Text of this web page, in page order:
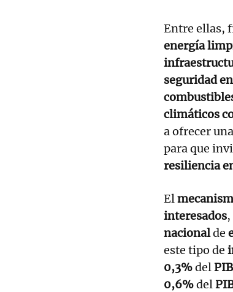
Entre ellas,
energía
seguridad
climáticos
a ofrecer una
para que
resiliencia
El
interesados,
nacionalde
este tipo de
0,3%del
0,6%del